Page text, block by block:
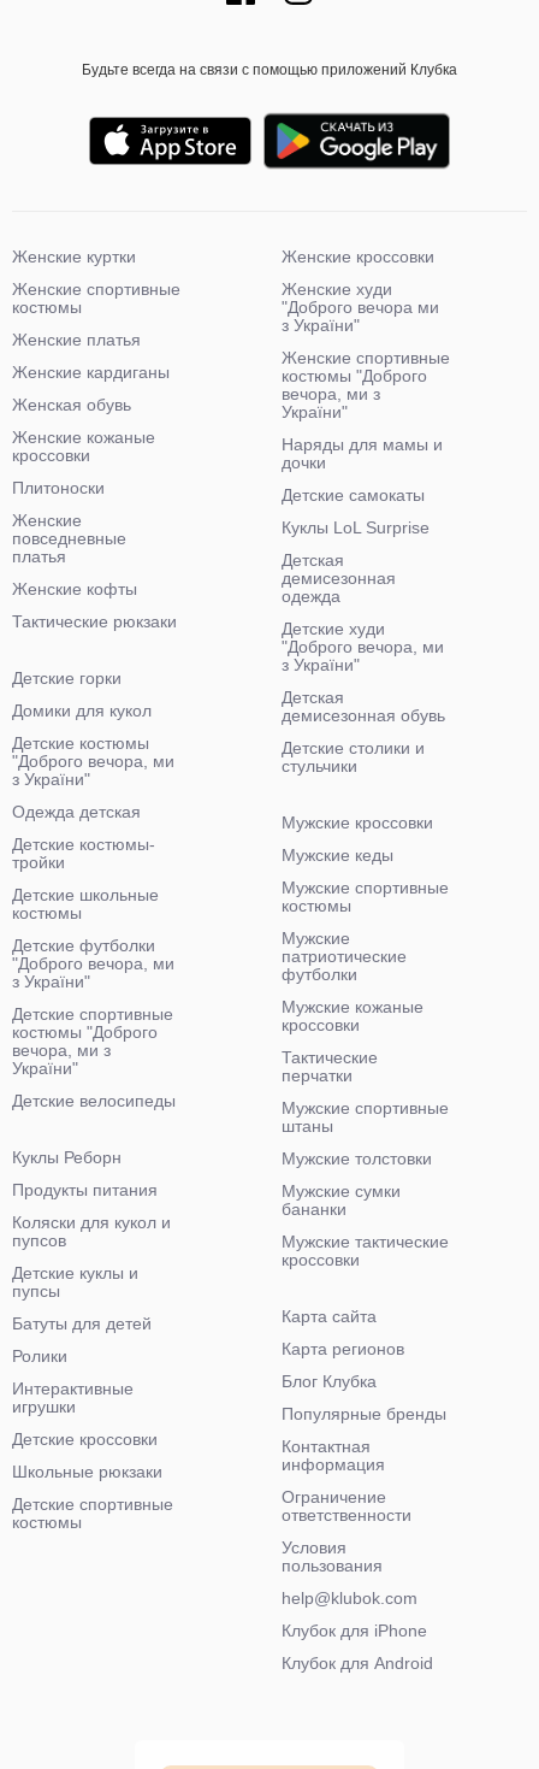
Будьте всегда на связи с помощью приложений Клубка
Женские куртки
Женские спортивные
костюмы
Женские платья
Женские кардиганы
Женская обувь
Женские кожаные
кроссовки
Плитоноски
Женские
повседневные
платья
Женские кофты
Тактические рюкзаки
Женские кроссовки
Женские худи
"Доброго вечора ми
з України"
Женские спортивные
костюмы "Доброго
вечора, ми з
України"
Наряды для мамы и
дочки
Детские самокаты
Куклы LoL Surprise
Детская
демисезонная
одежда
Детские худи
"Доброго вечора, ми
з України"
Детская
демисезонная обувь
Детские столики и
стульчики
Детские горки
Домики для кукол
Детские костюмы
"Доброго вечора, ми
з України"
Одежда детская
Детские костюмы-
тройки
Детские школьные
костюмы
Детские футболки
"Доброго вечора, ми
з України"
Детские спортивные
костюмы "Доброго
вечора, ми з
України"
Детские велосипеды
Мужские кроссовки
Мужские кеды
Мужские спортивные
костюмы
Мужские
патриотические
футболки
Мужские кожаные
кроссовки
Тактические
перчатки
Мужские спортивные
штаны
Мужские толстовки
Мужские сумки
бананки
Мужские тактические
кроссовки
Куклы Реборн
Продукты питания
Коляски для кукол и
пупсов
Детские куклы и
пупсы
Батуты для детей
Ролики
Интерактивные
игрушки
Детские кроссовки
Школьные рюкзаки
Детские спортивные
костюмы
Карта сайта
Карта регионов
Блог Клубка
Популярные бренды
Контактная
информация
Ограничение
ответственности
Условия
пользования
help@klubok.com
Клубок для iPhone
Клубок для Android